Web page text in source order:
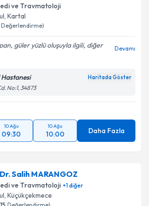
ve Travmatoloji
, Kartal
Değerlendirme)
güler yüzlü oluşuyla ilgili, diğer
Devamı
Haritada Göster
No:1, 34873
10 Ağu
09:30
10 Ağu
10:00 Daha Fazla
Salih MARANGOZ
ve Travmatoloji +1diğer
, Küçükçekmece